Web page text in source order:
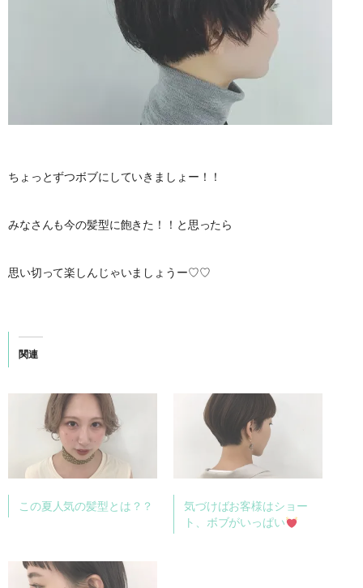
ちょっとずつボブにしていきましょー！！
みなさんも今の髪型に飽きた！！と思ったら
思い切って楽しんじゃいましょうー♡♡
関連
この夏人気の髪型とは？？
気づけばお客様はショー
ト、ボブがいっぱい